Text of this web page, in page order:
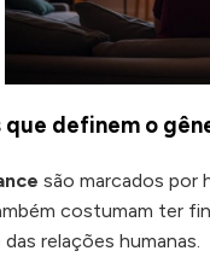
definem o
são marcados por
costumam ter
relações humanas.